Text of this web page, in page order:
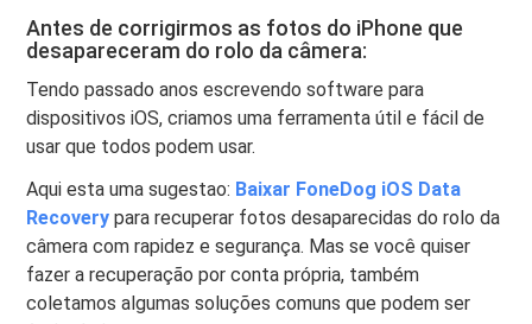
Antes de corrigirmos as fotos do iPhone que
desapareceram do rolo da câmera:
Tendo passado anos escrevendo software para
dispositivos iOS, criamos uma ferramenta útil e fácil de
usar que todos podem usar.
Aqui esta uma sugestao: Baixar FoneDog iOS Data
Recovery para recuperar fotos desaparecidas do rolo da
câmera com rapidez e segurança. Mas se você quiser
fazer a recuperação por conta própria, também
coletamos algumas soluções comuns que podem ser